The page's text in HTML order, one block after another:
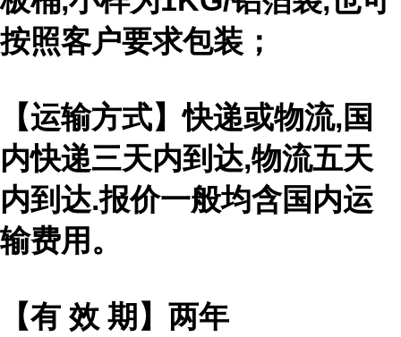
按照客户要求包装；
【运输方式】快递或物流,国
内快递三天内到达,物流五天
内到达.报价一般均含国内运
输费用。
【有 效 期】两年